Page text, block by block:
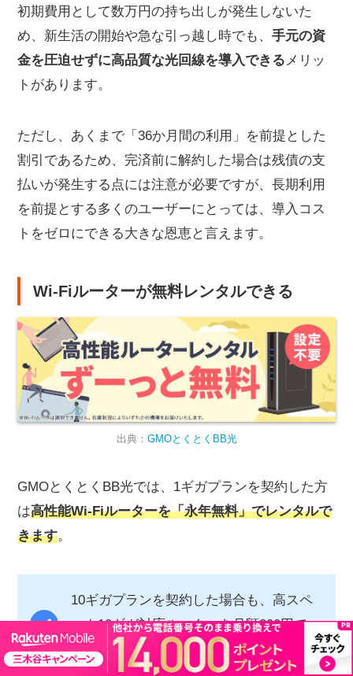
初期費用として数万円の持ち出しが発生しないた
め、新生活の開始や急な引っ越し時でも、 手元の資
金を圧迫せずに高品質な光回線を導入できるメリッ
トがあります。
ただし、あくまで「36か月間の利用」を前提とした
割引であるため、完済前に解約した場合は残債の支
払いが発生する点には注意が必要ですが、長期利用
を前提とする多くのユーザーにとっては、導入コス
トをゼロにできる大きな恩恵と言えます。
Wi-Fiルーターが無料レンタルできる
出典： GMOとくとくBB光
GMOとくとくBB光では、1ギガプランを契約した方
は高性能Wi-Fiルーターを「永年無料」でレンタルで
きます。
10ギガプランを契約した場合も、高スペ
ック10ギガ対応ルーターを月額390円で
レンタルできる